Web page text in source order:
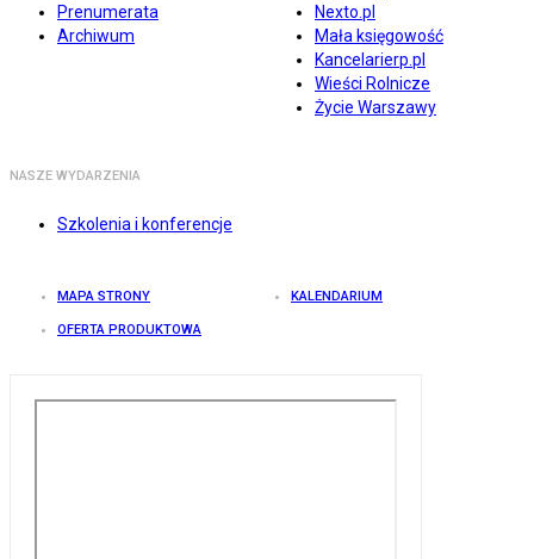
Prenumerata
Archiwum
Nexto.pl
Mała księgowość
Kancelarierp.pl
Wieści Rolnicze
Życie Warszawy
NASZE WYDARZENIA
Szkolenia i konferencje
MAPA STRONY KALENDARIUM
OFERTA PRODUKTOWA